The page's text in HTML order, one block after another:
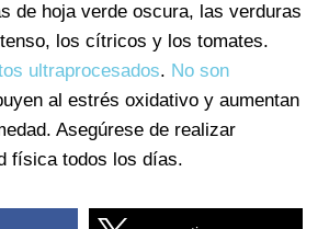
de hoja verde oscura, las verduras
los cítricos y los tomates.
ultraprocesados. No son
al estrés oxidativo y aumentan
Asegúrese de realizar
física todos los días.